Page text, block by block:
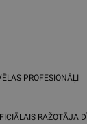
PROFESIONĀĻI
RAŽOTĀJA